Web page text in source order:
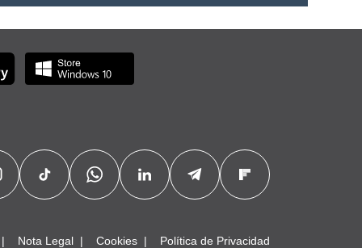
Nota Legal Cookies Política de Privacidad